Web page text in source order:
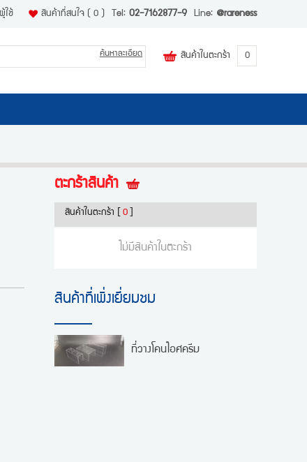
Tel: 02-7162877-9 Line: @rareness
สินค้าที่สนใจ ( 0 )
ใช้
สินค้าในตะกร้า 0
ค้นหาละเอียด
ตะกร้าสินค้า
สินค้าในตะกร้า 0
ไม่มีสินค้าในตะกร้า
สินค้าที่เพิ่งเยี่ยมชม
ที่วางโคนไอศครีม